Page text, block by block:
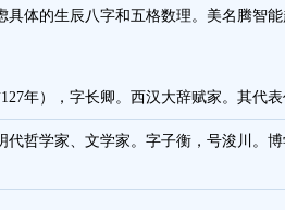
具体的生辰八字和五格数理。美名腾智
年），字长卿。西汉大辞赋家。其代
代哲学家、文学家。字子衡，号浚川。